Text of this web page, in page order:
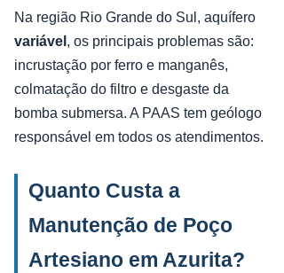
Na região Rio Grande do Sul, aquífero
variável , os principais problemas são:
incrustação por ferro e manganês,
colmatação do filtro e desgaste da
bomba submersa. A PAAS tem geólogo
responsável em todos os atendimentos.
Quanto Custa a
Manutenção de Poço
Artesiano em Azurita?